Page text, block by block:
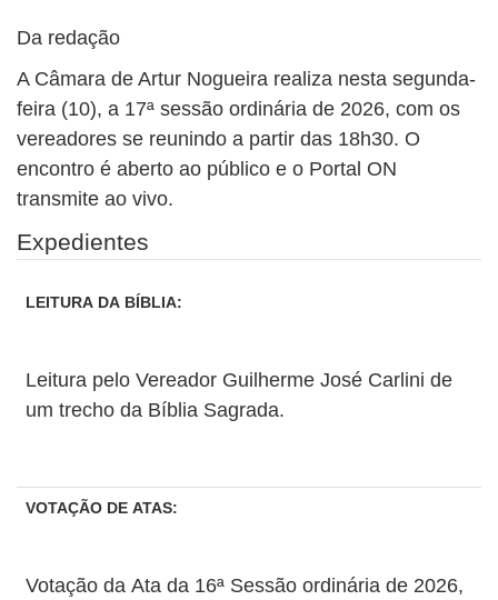
Da redação
A Câmara de Artur Nogueira realiza nesta segunda-
feira (10), a 17ª sessão ordinária de 2026, com os
vereadores se reunindo a partir das 18h30. O
encontro é aberto ao público e o Portal ON
transmite ao vivo.
Expedientes
LEITURA DA BÍBLIA:
Leitura pelo Vereador Guilherme José Carlini de
um trecho da Bíblia Sagrada.
VOTAÇÃO DE ATAS:
Votação da Ata da 16ª Sessão ordinária de 2026,